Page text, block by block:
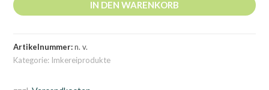
IN DEN WARENKORB
Artikelnummer:n. v.
Kategorie: Imkereiprodukte